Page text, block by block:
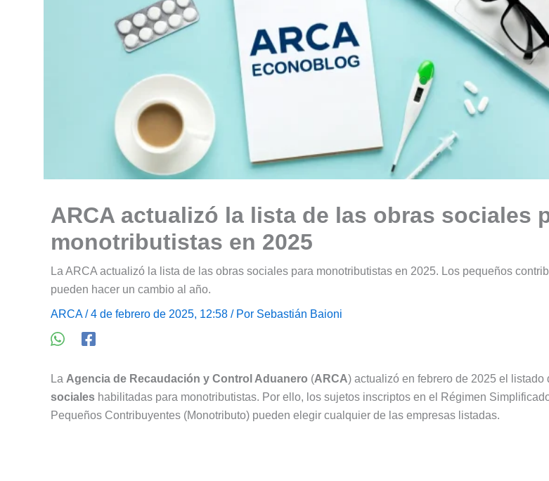
ARCA actualizó la lista de las obras sociales
monotributistas en 2025
La ARCA actualizó la lista de las obras sociales para monotributistas en 2025. Los pequeños
pueden hacer un cambio al año.
ARCA/ 4 de febrero de 2025, 12:58 / Por Sebastián Baioni
La Agencia de Recaudación y Control Aduanero (ARCA) actualizó en febrero de 2025 el listado
sociales habilitadas para monotributistas. Por ello, los sujetos inscriptos en el Régimen
Pequeños Contribuyentes (Monotributo) pueden elegir cualquier de las empresas listadas.